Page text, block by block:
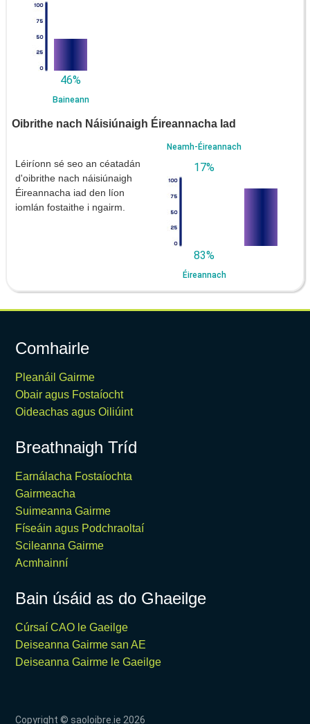
46%
Baineann
Oibrithe nach Náisiúnaigh Éireannacha Iad
Léiríonn sé seo an céatadán
d'oibrithe nach náisiúnaigh
Éireannacha iad den líon
iomlán fostaithe i ngairm.
Neamh-Éireannach
17%
83%
Éireannach
Comhairle
Pleanáil Gairme
Obair agus Fostaíocht
Oideachas agus Oiliúint
Breathnaigh Tríd
Earnálacha Fostaíochta
Gairmeacha
Suimeanna Gairme
Físeáin agus Podchraoltaí
Scileanna Gairme
Acmhainní
Bain úsáid as do Ghaeilge
Cúrsaí CAO le Gaeilge
Deiseanna Gairme san AE
Deiseanna Gairme le Gaeilge
Copyright © saoloibre.ie2026